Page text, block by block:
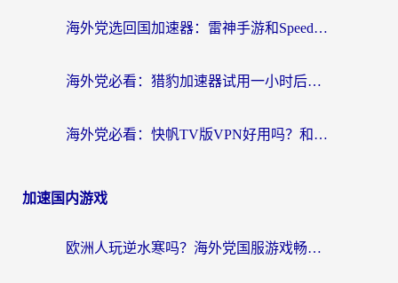
海外党选回国加速器：雷神手游和SpeedCN哪个好？附避坑指南
海外党必看：猎豹加速器试用一小时后，我终于找到无缝访问国内资源的正确姿势
海外党必看：快帆TV版VPN好用吗？和畅游VPN对比哪个回国效果更好？附实用选择指南
加速国内游戏
欧洲人玩逆水寒吗？海外党国服游戏畅玩终极指南（附低延迟秘籍）